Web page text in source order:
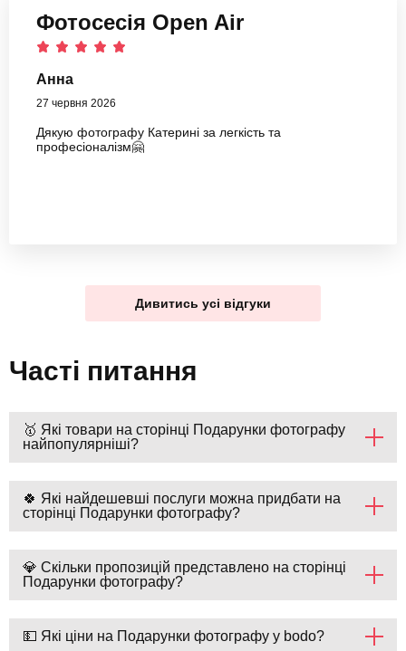
атмосферу під час усієї фотосесії. Завдяки їй моя
перша фотосесія пройшла легко, невимушено та
залишила лише позитивні емоції. Щиро дякую за
чудовий досвід і прекрасні враження!
Фотосесія Open Air
Анна
27 червня 2026
Дякую фотографу Катерині за легкість та
професіоналізм🤗
Дивитись усі відгуки
Часті питання
🥇 Які товари на сторінці Подарунки фотографу
найпопулярніші?
🍀 Які найдешевші послуги можна придбати на
сторінці Подарунки фотографу?
💎 Скільки пропозицій представлено на сторінці
Подарунки фотографу?
💵 Які ціни на Подарунки фотографу у bodo?